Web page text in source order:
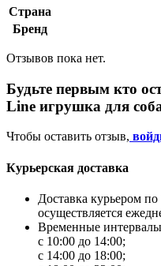
Страна
Бренд
Отзывов пока нет.
Будьте первым кто
Line игрушка для
Чтобы оставить отзыв,
Курьерская доставка
Доставка курьером
осуществляется
Временные интервалы
с 10:00 до 14:00;
с 14:00 до 18:00;